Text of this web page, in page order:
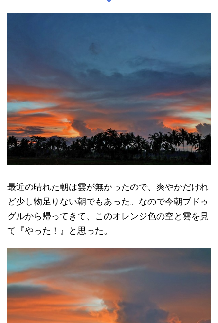
最近の晴れた朝は雲が無かったので、爽やかだけれ
ど少し物足りない朝でもあった。なので今朝ブドゥ
グルから帰ってきて、このオレンジ色の空と雲を見
て『やった！』と思った。